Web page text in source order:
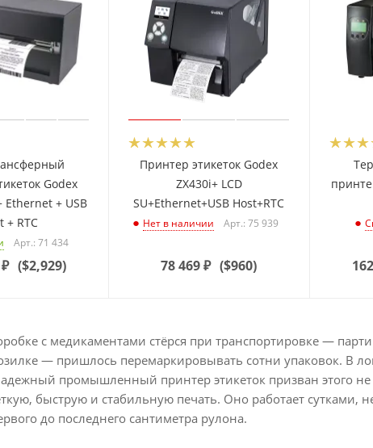
Godex
Ethernet + USB
+ RTC
Арт.: 71 434
($2,929)
Принтер этикеток Godex
ZX430i+ LCD
SU+Ethernet+USB Host+RTC
Нет в наличии Арт.: 75 939
78 469₽ ($960)
с медикаментами стёрся при транспортировке —
— пришлось перемаркировывать сотни упаковок. В
промышленный принтер этикеток призван этого
быструю и стабильную печать. Оно работает сутками,
до последнего сантиметра рулона.